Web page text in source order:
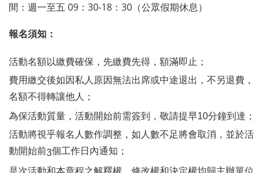
間：週一至五 09：30-18：30（公眾假期休息）
報名須知：
活動名額以繳費確保，先繳費先得，額滿即止；
費用繳交後如因私人原因無法出席或中途退出，不另退費，
名額不得轉讓他人；
為保活動質量，活動開始前需簽到，敬請提早10分鐘到達；
活動將視乎報名人數作調整，如人數不足將會取消，並於活
動開始前3個工作日內通知；